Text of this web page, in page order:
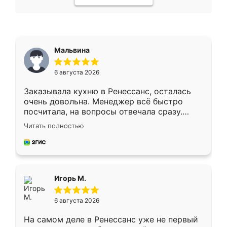
Мальвина
6 августа 2026
Заказывала кухню в Ренессанс, осталась
очень довольна. Менеджер всё быстро
посчитала, на вопросы отвечала сразу.
Замерщик приехал в субботу, подошёл к
делу со всей ответственностью. Собрали
за день, ребята работали аккуратно, даже
Читать полностью
Игорь М.
6 августа 2026
На самом деле в Ренессанс уже не первый